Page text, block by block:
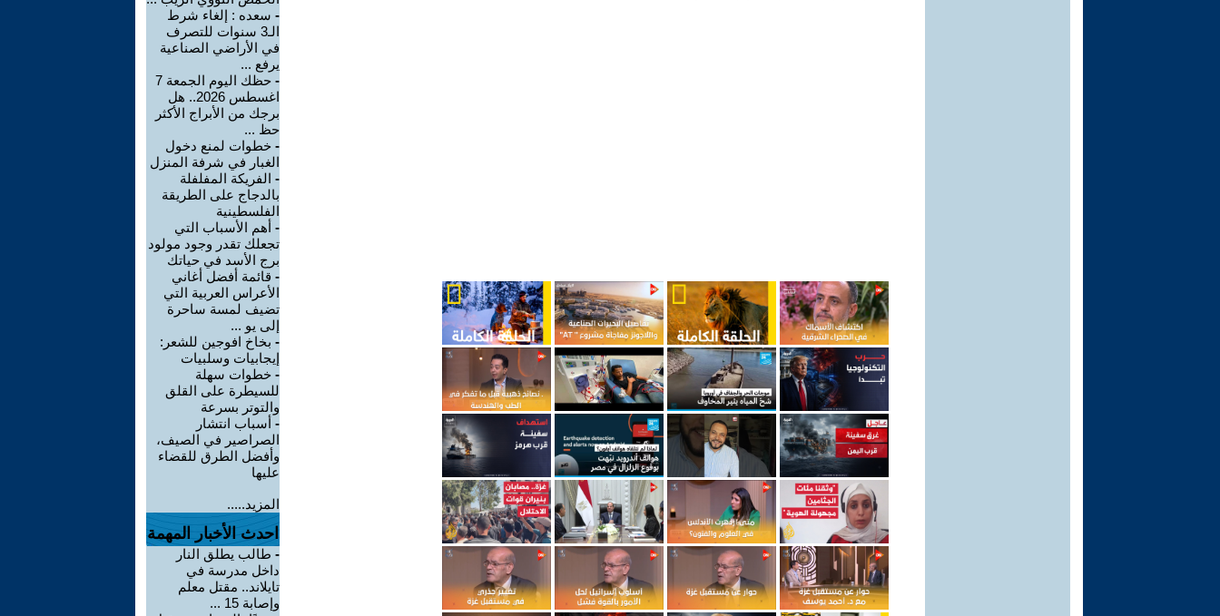
- سعده : إلغاء شرط
الـ3 سنوات للتصرف
في الأراضي الصناعية
يرفع ...
-
حظك اليوم الجمعة 7
اغسطس 2026.. هل
برجك من الأبراج الأكثر
حظ ...
- خطوات لمنع دخول
الغبار في شرفة المنزل
- الفريكة المفلفلة
بالدجاج على الطريقة
الفلسطينية
- أهم الأسباب التي
تجعلك تقدر وجود مولود
برج الأسد في حياتك
- قائمة أفضل أغاني
الأعراس العربية التي
تضيف لمسة ساحرة
إلى يو ...
- بخاخ افوجين للشعر:
إيجابيات وسلبيات
- خطوات سهلة
للسيطرة على القلق
والتوتر بسرعة
- أسباب انتشار
الصراصير في الصيف،
وأفضل الطرق للقضاء
عليها
المزيد.....
احدث الأخبار المهمة
- طالب يطلق النار
داخل مدرسة في
تايلاند.. مقتل معلم
وإصابة 15 ...